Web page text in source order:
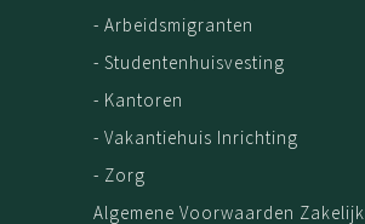
- Arbeidsmigranten
- Studentenhuisvesting
- Kantoren
- Vakantiehuis Inrichting
- Zorg
Algemene Voorwaarden Zakelijk